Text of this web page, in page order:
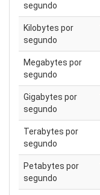
segundo
Kilobytes por
segundo
Megabytes por
segundo
Gigabytes por
segundo
Terabytes por
segundo
Petabytes por
segundo